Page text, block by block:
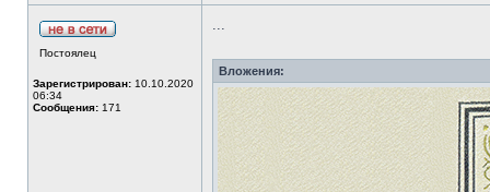
Постоялец
Зарегистрирован: 10.10.2020
06:34
Сообщения: 171
...
Вложения: